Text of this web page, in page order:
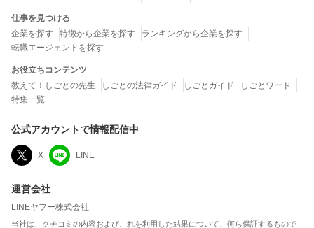
仕事を見つける
企業を探す
特徴から企業を探す
ランキングから企業を探す
転職エージェントを探す
お役立ちコンテンツ
教えて！しごとの先生
しごとの法律ガイド しごとガイド
しごとワード
特集一覧
公式アカウントで情報配信中
X LINE
運営会社
LINEヤフー株式会社
当社は、クチコミの内容およびこれを利用した結果について、何ら保証するもので